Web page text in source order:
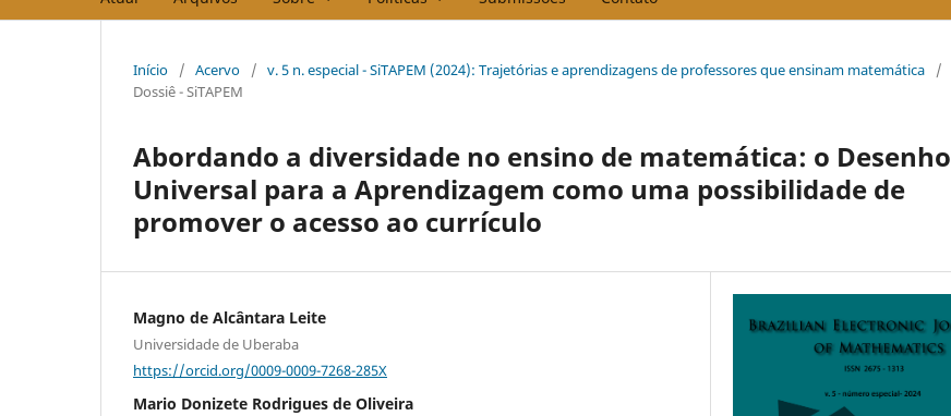
Início / Acervo / v. 5 n. especial - SiTAPEM (2024): Trajetórias e aprendizagens de professores que ensinam matemática
/
Dossiê - SiTAPEM
Abordando a diversidade no ensino de matemática: o Desenho
Universal para a Aprendizagem como uma possibilidade de
promover o acesso ao currículo
Magno de Alcântara Leite
Universidade de Uberaba
https://orcid.org/0009-0009-7268-285X
Mario Donizete Rodrigues de Oliveira